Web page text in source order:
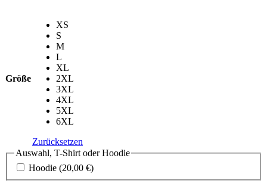
Größe
XS
S
M
L
XL
2XL
3XL
4XL
5XL
6XL
Zurücksetzen
Auswahl, T-Shirt oder Hoodie
Hoodie (20,00 €)